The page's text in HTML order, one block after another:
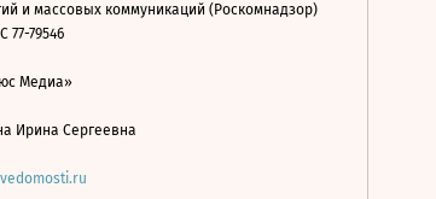
и массовых коммуникаций (Роскомнадзор)
77-79546
Медиа»
Ирина Сергеевна